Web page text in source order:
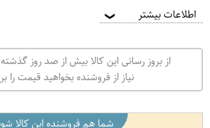
اطلاعات بیشتر ❯
از بروز رسانی این کالا بیش از صد روز
نیاز از فروشنده بخواهید قیمت را
شما هم فروشنده این کالا